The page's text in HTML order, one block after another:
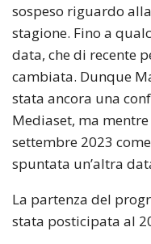
sospeso riguardo
stagione. Fino a
data, che di recente
cambiata. Dunque
stata ancora una
Mediaset, ma
settembre 2023
spuntata un’altra
La partenza del
stata posticipata al